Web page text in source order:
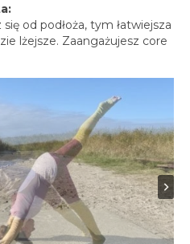
od podłoża, tym łatwiejsza
lżejsze. Zaangażujesz core